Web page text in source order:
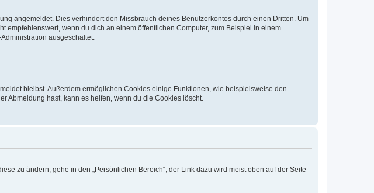
angemeldet. Dies verhindert den Missbrauch deines Benutzerkontos durch einen Dritten. Um
empfehlenswert, wenn du dich an einem öffentlichen Computer, zum Beispiel in einem
ausgeschaltet.
bleibst. Außerdem ermöglichen Cookies einige Funktionen, wie beispielsweise den
Abmeldung hast, kann es helfen, wenn du die Cookies löscht.
zu ändern, gehe in den „Persönlichen Bereich“; der Link dazu wird meist oben auf der Seite